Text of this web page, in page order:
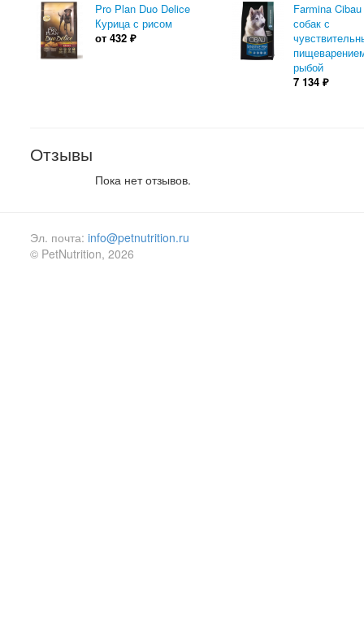
Pro Plan Duo Delice
Курица с рисом
от 432 ₽
Farmina
собак с
рыбой
7 134 ₽
Отзывы
Пока нет отзывов.
Эл. почта: info@petnutrition.ru
© PetNutrition, 2026